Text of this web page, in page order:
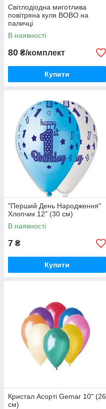
Світлодіодна миготлива
повітряна куля ВОВО на
паличці
В наявності
80 ₴/комплект
Купити
"Перший День Народження"
Хлопчик 12" (30 см)
В наявності
7 ₴
Купити
Кристал Асорті Gemar 10" (26
см)